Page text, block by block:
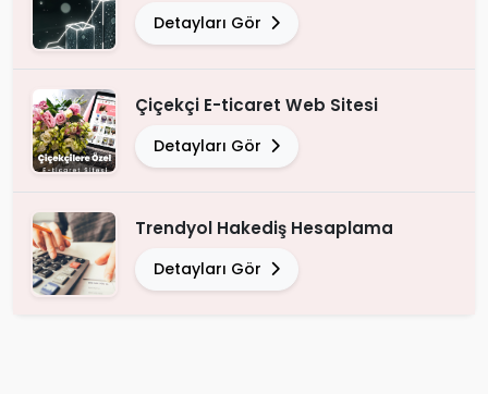
Detayları Gör
Çiçekçi E-ticaret Web Sitesi
Detayları Gör
Trendyol Hakediş Hesaplama
Detayları Gör